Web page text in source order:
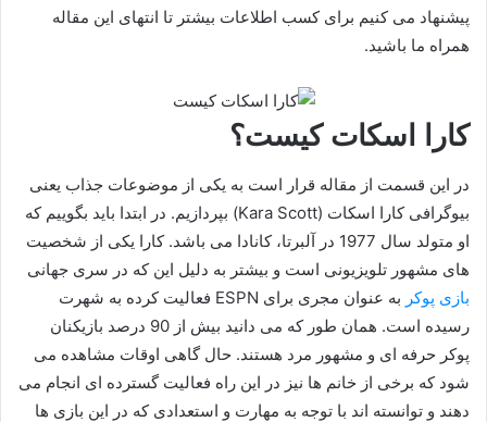
پیشنهاد می کنیم برای کسب اطلاعات بیشتر تا انتهای این مقاله
همراه ما باشید.
کارا اسکات کیست؟
در این قسمت از مقاله قرار است به یکی از موضوعات جذاب یعنی
بیوگرافی کارا اسکات (Kara Scott) بپردازیم. در ابتدا باید بگوییم که
او متولد سال 1977 در آلبرتا، کانادا می باشد. کارا یکی از شخصیت‌
های مشهور تلویزیونی است و بیشتر به دلیل این که در سری جهانی
بازی پوکر
به عنوان مجری برای ESPN فعالیت کرده به شهرت
رسیده است. همان‌ طور که می‌ دانید بیش از 90 درصد بازیکنان
پوکر حرفه ای و مشهور مرد هستند. حال گاهی اوقات مشاهده می‌
شود که برخی از خانم ها نیز در این راه فعالیت گسترده ای انجام می
دهند و توانسته اند با توجه به مهارت و استعدادی که در این بازی‌ ها